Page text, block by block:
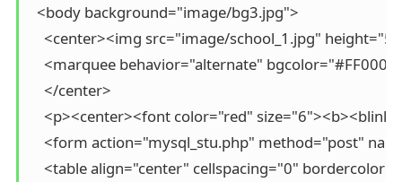
  <body background="image/bg3.jpg">
<center><img src="image/school_1.jpg"
<marquee behavior="alternate"
    </center>
<p><center><font color="red"
<form action="mysql_stu.php" method="post"
<table align="center" cellspacing="0"